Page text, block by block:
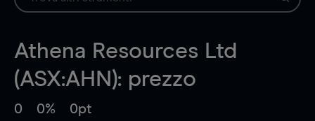
Athena Resources Ltd
(ASX:AHN): prezzo
0 0% 0pt